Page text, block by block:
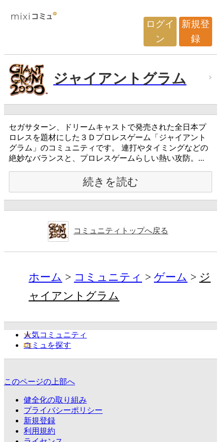
ログイ
ン
新規登
録
ジャイアントグラム
セガサターン、ドリームキャストで発売された全日本プ
ロレスを題材にした３Ｄプロレスゲーム「ジャイアント
グラム」のコミュニティです。 連打やタイミングなどの
絶妙なバランスと、プロレスゲームらしい熱い攻防。...
続きを読む
コミュニティトップへ戻る
ホーム コミュニティ ゲーム
ジ
ャイアントグラム
人気コミュニティ
コミュを探す
このページの上部へ
健全化の取り組み
プライバシーポリシー
新規登録
利用規約